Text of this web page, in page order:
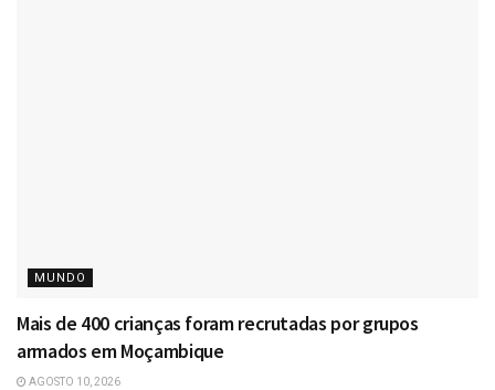
MUNDO
Mais de 400 crianças foram recrutadas por grupos
armados em Moçambique
AGOSTO 10, 2026